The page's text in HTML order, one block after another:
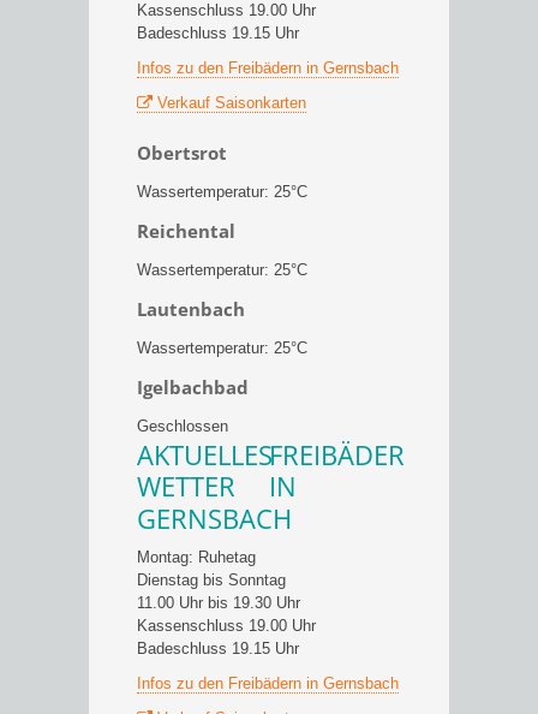
Kassenschluss 19.00 Uhr
Badeschluss 19.15 Uhr
Infos zu den Freibädern in Gernsbach
Verkauf Saisonkarten
Obertsrot
Wassertemperatur: 25°C
Reichental
Wassertemperatur: 25°C
Lautenbach
Wassertemperatur: 25°C
Igelbachbad
Geschlossen
AKTUELLES
WETTER
FREIBÄDER
IN
GERNSBACH
Montag: Ruhetag
Dienstag bis Sonntag
11.00 Uhr bis 19.30 Uhr
Kassenschluss 19.00 Uhr
Badeschluss 19.15 Uhr
Infos zu den Freibädern in Gernsbach